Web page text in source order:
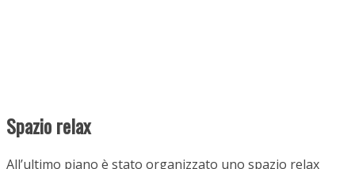
Spazio relax
All’ultimo piano è stato organizzato uno spazio relax